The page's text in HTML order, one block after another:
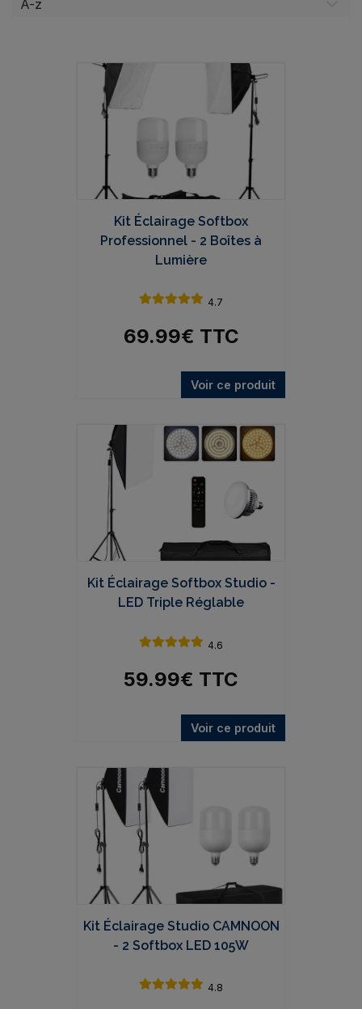
Kit Éclairage Softbox
Professionnel - 2 Boîtes à
Lumière
4.7
69.99€ TTC
Voir ce produit
Kit Éclairage Softbox Studio -
LED Triple Réglable
4.6
59.99€ TTC
Voir ce produit
Kit Éclairage Studio CAMNOON
- 2 Softbox LED 105W
4.8